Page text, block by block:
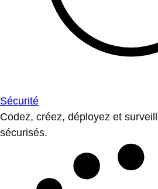
Sécurité
Codez, créez, déployez et
sécurisés.